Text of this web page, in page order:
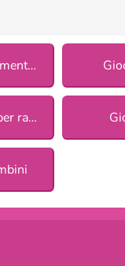
Giochi di Divertimento per ragazze
Giochi di Sport per ragazze